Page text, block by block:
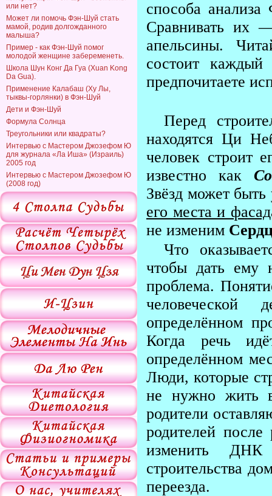
или нет?
Может ли помочь Фэн-Шуй стать
мамой, родив долгожданного
малыша?
Пример - как Фэн-Шуй помог
молодой женщине забеременеть.
Школа Шун Конг Да Гуа (Xuan Kong
Da Gua).
Применение Калабаш (Ху Лы,
тыквы-горлянки) в Фэн-Шуй
Дети и Фэн-Шуй
Формула Солнца
Треугольники или квадраты?
Интервью с Мастером Джозефом Ю
для журнала «Ла Иша» (Израиль)
2005 год
Интервью с Мастером Джозефом Ю
(2008 год)
способа
Сравнивать их
апельсины.
состоит
предпочитаете
Перед
находятся Ци
человек строит
известно как
Звёзд может
его места и
не изменим
Что
чтобы дать ему
проблема.
человеческой
определённом
Когда речь
определённом
Люди, которые
не нужно жить
родители
родителей
изменить ДНК
строительства
переезда.